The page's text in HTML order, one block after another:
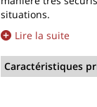
situations.
Lire la suite
Caractéristiques